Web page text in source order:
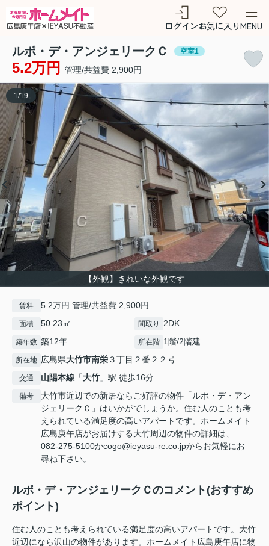
ログインお気に入りMENU
ルポ・デ・アンジェリークＣ 空室1
5.2万円 管理/共益費 2,900円
【外観】きれいな外観です
1 /19
賃料 5.2万円 管理/共益費 2,900円
面積 50.23㎡ 間取り 2DK
築年数 築12年 所在階 1階/2階建
所在地 広島県大竹市南栄３丁目２番２２号
交通 山陽本線 「大竹 」駅 徒歩16分
備考
大竹市近辺での新居ならご好評の物件「ルポ・デ・アン
ジェリークＣ」はいかがでしょうか。住む人のことも考
えられている満足度の高いアパートです。ホームメイト
広島庚午店がお届けする大竹周辺の物件の詳細は、
082-275-5100かcogo@ieyasu-re.co.jpからお気軽にお
尋ね下さい。
ルポ・デ・アンジェリークＣのコメント(おすすめ
ポイント)
住む人のことも考えられている満足度の高いアパートです。大竹
近辺になら沢山の物件があります。ホームメイト広島庚午店に物